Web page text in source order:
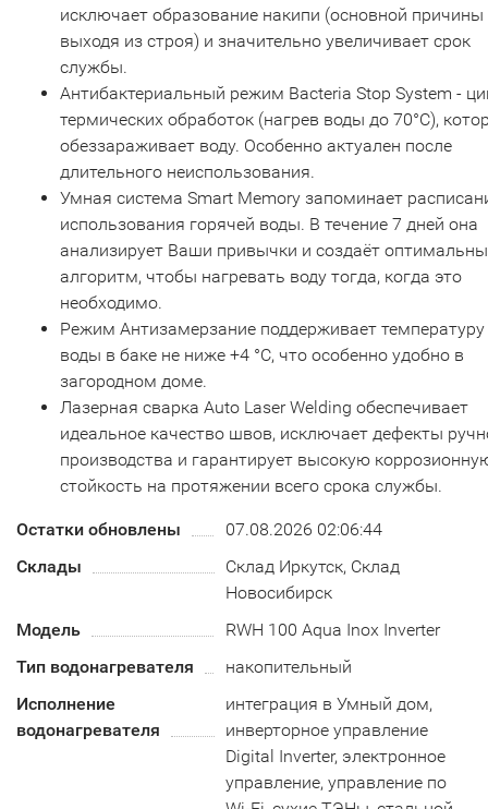
исключает образование накипи (основной причины
выходя из строя) и значительно увеличивает срок
службы.
Антибактериальный режим Bacteria Stop System -
термических обработок (нагрев воды до 70°С),
обеззараживает воду. Особенно актуален после
длительного неиспользования.
Умная система Smart Memory запоминает
использования горячей воды. В течение 7 дней она
анализирует Ваши привычки и создаёт
алгоритм, чтобы нагревать воду тогда, когда это
необходимо.
Режим Антизамерзание поддерживает температуру
воды в баке не ниже +4 °С, что особенно удобно в
загородном доме.
Лазерная сварка Auto Laser Welding обеспечивает
идеальное качество швов, исключает дефекты
производства и гарантирует высокую
стойкость на протяжении всего срока службы.
Остатки обновлены
07.08.2026 02:06:44
Склады
Склад Иркутск, Склад
Новосибирск
Модель
RWH 100 Aqua Inox Inverter
Тип водонагревателя
накопительный
Исполнение
водонагревателя
интеграция в Умный дом,
инверторное управление
Digital Inverter, электронное
управление, управление по